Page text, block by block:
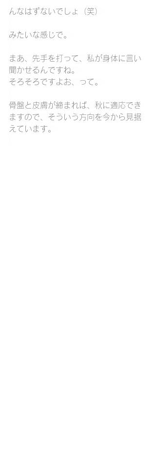
んなはずないでしょ（笑）
みたいな感じで。
まあ、先手を打って、私が身体に言い
聞かせるんですね。
そろそろですよお、って。
骨盤と皮膚が締まれば、秋に適応でき
ますので、そういう方向を今から見据
えています。